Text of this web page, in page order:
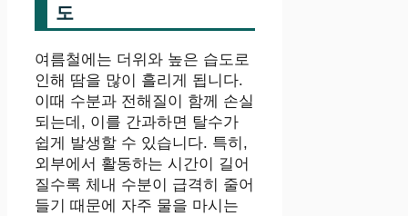
도
여름철에는 더위와 높은 습도로
인해 땀을 많이 흘리게 됩니다.
이때 수분과 전해질이 함께 손실
되는데, 이를 간과하면 탈수가
쉽게 발생할 수 있습니다. 특히,
외부에서 활동하는 시간이 길어
질수록 체내 수분이 급격히 줄어
들기 때문에 자주 물을 마시는